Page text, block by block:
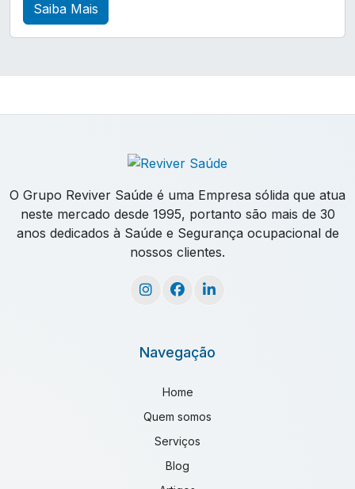
esocial e segurança do trabalho
esocial em curitiba ltcat
exame acuidade visual
exame admissional medicina do trabalho
exame de covid sangue
exame de eletrocardiograma com laudo
exame de espirometria
exame de urina preço
exame demissional empresas
exame eeg onde fazer
exame medicina do trabalho
Saiba Mais
O Grupo Reviver Saúde é uma Empresa sólida que atua
neste mercado desde 1995, portanto são mais de 30
anos dedicados à Saúde e Segurança ocupacional de
nossos clientes.
Navegação
Home
Quem somos
Serviços
Blog